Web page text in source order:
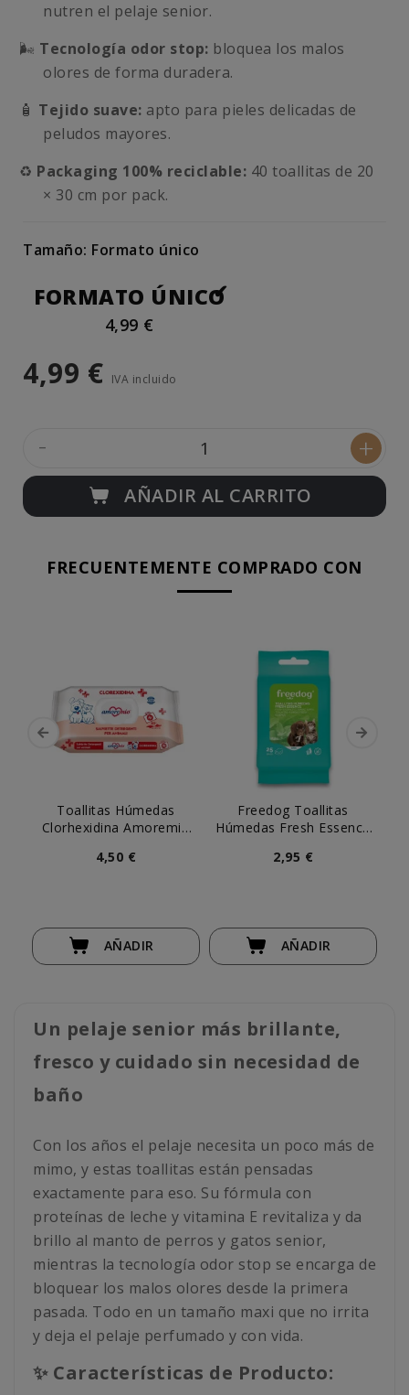
nutren el pelaje senior.
🌬️ Tecnología odor stop: bloquea los malos
olores de forma duradera.
🧴 Tejido suave: apto para pieles delicadas de
peludos mayores.
♻️ Packaging 100% reciclable: 40 toallitas de 20
× 30 cm por pack.
Tamaño: Formato único
FORMATO ÚNICO
4,99 €
4,99 € IVA incluido
- +
AÑADIR AL CARRITO
FRECUENTEMENTE COMPRADO CON
Toallitas Húmedas
Clorhexidina Amoremio
4,50 €
AÑADIR
Freedog Toallitas
Húmedas Fresh Essence
2,95 €
AÑADIR
Un pelaje senior más brillante,
fresco y cuidado sin necesidad de
baño
Con los años el pelaje necesita un poco más de
mimo, y estas toallitas están pensadas
exactamente para eso. Su fórmula con
proteínas de leche y vitamina E revitaliza y da
brillo al manto de perros y gatos senior,
mientras la tecnología odor stop se encarga de
bloquear los malos olores desde la primera
pasada. Todo en un tamaño maxi que no irrita
y deja el pelaje perfumado y con vida.
✨ Características de Producto: